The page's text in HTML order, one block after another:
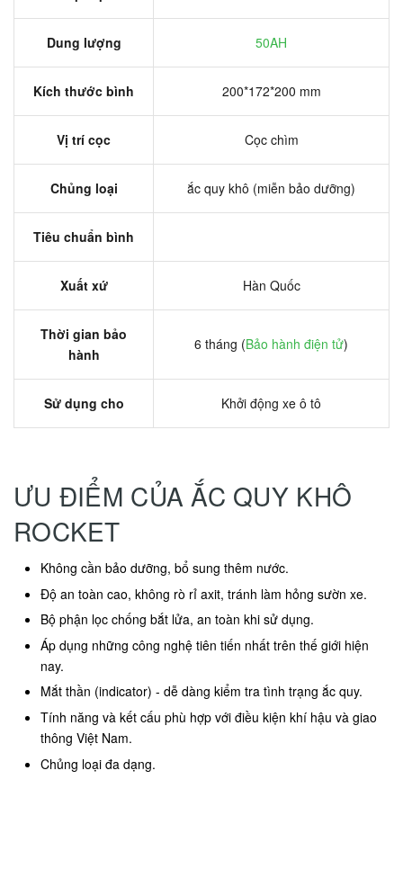
Dung lượng 50AH
Kích thước bình 200*172*200 mm
Vị trí cọc Cọc chìm
Chủng loại ắc quy khô (miễn bảo dưỡng)
Tiêu chuẩn bình
Xuất xứ Hàn Quốc
Thời gian bảo
hành
6 tháng (Bảo hành điện tử)
Sử dụng cho Khởi động xe ô tô
ƯU ĐIỂM CỦA ẮC QUY KHÔ
ROCKET
Không cần bảo dưỡng, bổ sung thêm nước.
Độ an toàn cao, không rò rỉ axit, tránh làm hỏng sườn xe.
Bộ phận lọc chống bắt lửa, an toàn khi sử dụng.
Áp dụng những công nghệ tiên tiến nhất trên thế giới hiện
nay.
Mắt thần (indicator) - dễ dàng kiểm tra tình trạng ắc quy.
Tính năng và kết cấu phù hợp với điều kiện khí hậu và giao
thông Việt Nam.
Chủng loại đa dạng.